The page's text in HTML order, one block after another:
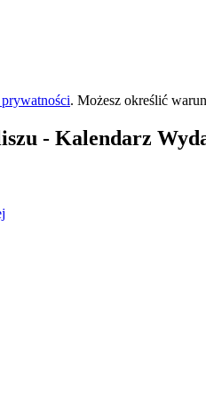
. Możesz określić
- Kalendarz